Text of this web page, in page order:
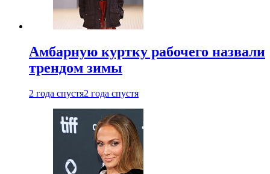
Амбарную куртку рабочего назвали
трендом зимы
2 года спустя2 года спустя